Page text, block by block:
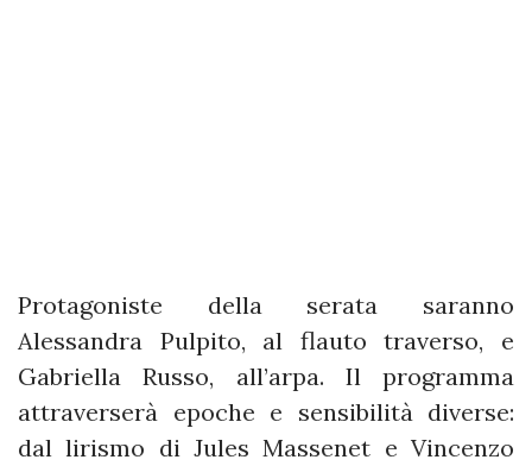
Protagoniste della serata saranno
Alessandra Pulpito, al flauto traverso, e
Gabriella Russo, all’arpa. Il programma
attraverserà epoche e sensibilità diverse:
dal lirismo di Jules Massenet e Vincenzo